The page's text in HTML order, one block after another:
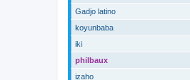
Gadjo latino
koyunbaba
iki
philbaux
izaho